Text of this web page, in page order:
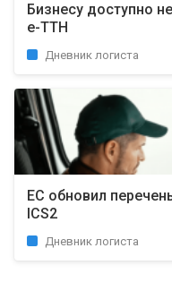
Бизнесу доступно
е-ТТН
Дневник логиста
ЕС обновил
ICS2
Дневник логиста